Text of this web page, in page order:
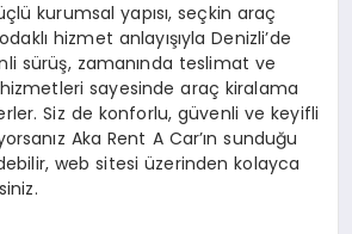
kurumsal yapısı, seçkin araç
hizmet anlayışıyla Denizli’de
sürüş, zamanında teslimat ve
sayesinde araç kiralama
Siz de konforlu, güvenli ve keyifli
Aka Rent A Car’ın sunduğu
web sitesi üzerinden kolayca